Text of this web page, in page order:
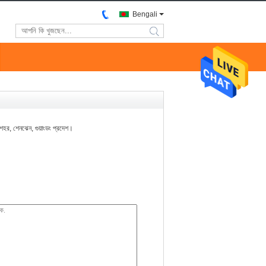
Bengali
search
শহর, শেনঝেন, গুয়াংডং প্রদেশ।